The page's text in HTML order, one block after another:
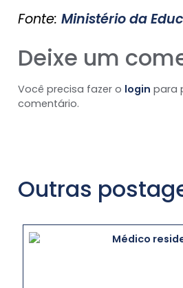
Fonte: Ministério da
Deixe um
Você precisa fazer o login para
comentário.
Outras